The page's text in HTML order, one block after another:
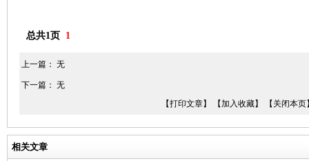
总共1页 1
上一篇： 无
下一篇： 无
【打印文章】
【加入收藏】 【关闭本页
相关文章